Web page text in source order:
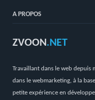
A PROPOS
ZVOON.NET
Travaillant dans le web depuis
dans le webmarketing, à la
petite expérience en